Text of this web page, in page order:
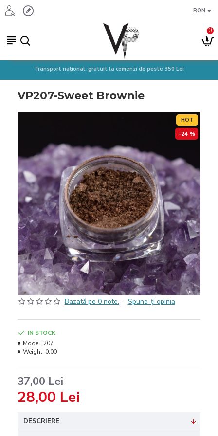
RON
0
Transport național: gratuit la comenzi de peste 350 Lei
VP207-Sweet Brownie
HOT
-24 %
Bazată pe 0 note. - Spune-ţi opinia
28,00 Lei
37,00 Lei
IN STOCK
Model: 207
Weight: 0.00
DESCRIERE